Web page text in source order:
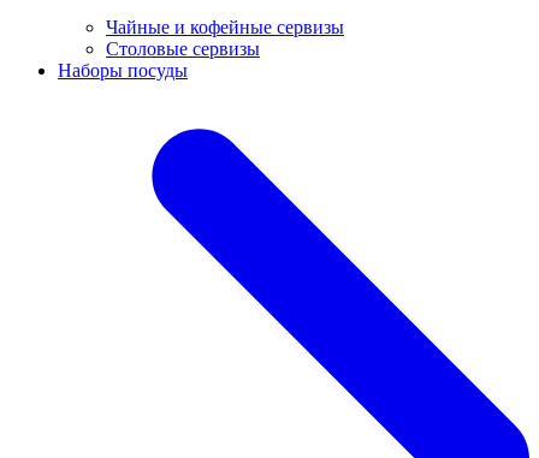
Чайные и кофейные сервизы
Столовые сервизы
Наборы посуды